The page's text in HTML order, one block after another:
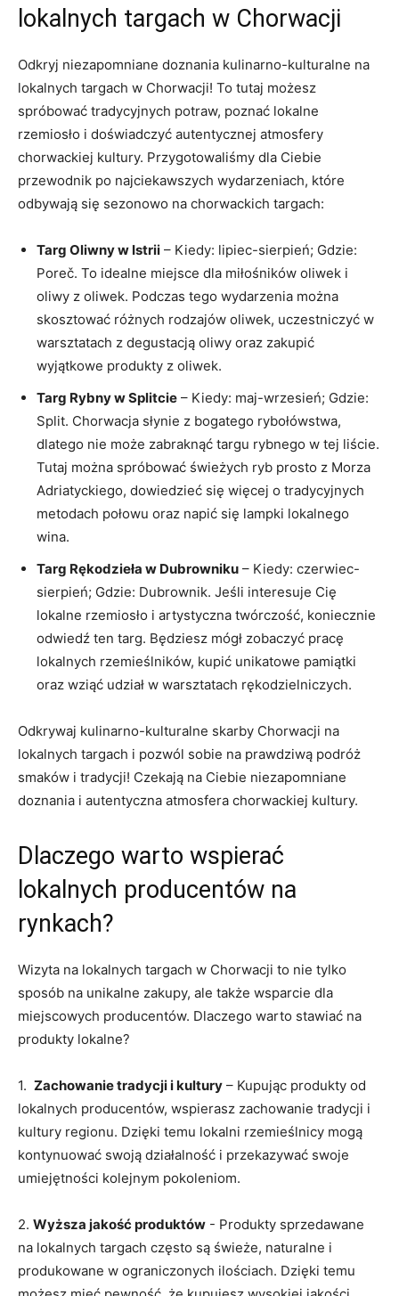
⁣lokalnych targach w‍ Chorwacji
Odkryj niezapomniane ​doznania‍ kulinarno-kulturalne ‍na
lokalnych‌ targach w Chorwacji! ⁣To tutaj możesz
spróbować ⁢tradycyjnych potraw, poznać lokalne
rzemiosło i doświadczyć autentycznej atmosfery
chorwackiej ​kultury.⁢ Przygotowaliśmy dla Ciebie
przewodnik po najciekawszych wydarzeniach, które
odbywają się‍ sezonowo na chorwackich targach:
Targ Oliwny⁢ w ⁤Istrii – Kiedy: lipiec-sierpień; Gdzie:
Poreč. To⁢ idealne miejsce dla miłośników oliwek i
oliwy z oliwek. Podczas tego ‌wydarzenia można
skosztować różnych rodzajów⁣ oliwek, uczestniczyć w
warsztatach z degustacją ​oliwy ⁤oraz zakupić
wyjątkowe produkty z ​oliwek.
Targ Rybny w Splitcie – Kiedy: maj-wrzesień; Gdzie:
Split. Chorwacja słynie z bogatego⁤ rybołówstwa,
dlatego⁣ nie może zabraknąć targu rybnego‌ w​ tej liście.
Tutaj można ⁢spróbować świeżych ryb prosto z Morza
Adriatyckiego, dowiedzieć ‍się więcej o tradycyjnych
metodach połowu oraz napić się lampki lokalnego
wina.
Targ ⁤Rękodzieła w ⁤Dubrowniku – Kiedy: czerwiec-
sierpień; Gdzie: Dubrownik.​ Jeśli interesuje Cię
lokalne rzemiosło i artystyczna twórczość, koniecznie​
odwiedź ten ⁢targ. Będziesz mógł zobaczyć pracę
⁤lokalnych rzemieślników, kupić unikatowe pamiątki
‍oraz ‌wziąć udział w warsztatach⁤ rękodzielniczych.
Odkrywaj kulinarno-kulturalne skarby⁤ Chorwacji‍ na
lokalnych ‍targach i pozwól sobie ‌na prawdziwą ⁣podróż
⁣smaków i‌ tradycji! Czekają na Ciebie niezapomniane
doznania‌ i autentyczna atmosfera chorwackiej kultury.
Dlaczego warto ⁣wspierać
lokalnych ⁢producentów na⁢
rynkach?
Wizyta⁤ na lokalnych targach w Chorwacji ⁢to​ nie tylko
sposób na unikalne ​zakupy, ale także wsparcie dla
miejscowych producentów. Dlaczego warto stawiać na
produkty lokalne?
1. ⁤ Zachowanie tradycji⁣ i kultury – ⁢Kupując produkty od
lokalnych producentów, wspierasz ⁣zachowanie tradycji i
kultury regionu. Dzięki temu lokalni rzemieślnicy mogą
kontynuować swoją działalność i przekazywać swoje
umiejętności kolejnym ‌pokoleniom.
2. Wyższa jakość produktów ⁣- Produkty sprzedawane
na ​lokalnych‌ targach ⁣często są świeże,​ naturalne i
produkowane​ w ograniczonych ilościach. Dzięki‍ temu